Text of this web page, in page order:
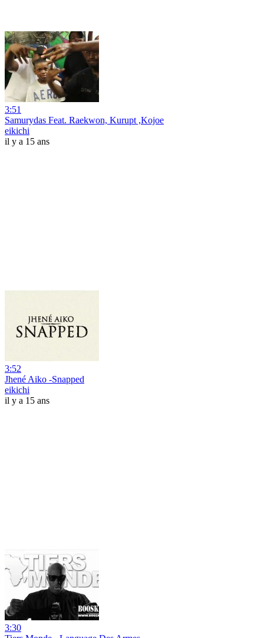
3:51
Samurydas Feat. Raekwon, Kurupt ,Kojoe
eikichi
il y a 15 ans
3:52
Jhené Aiko -Snapped
eikichi
il y a 15 ans
3:30